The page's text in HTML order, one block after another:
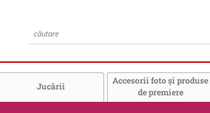
Jucării
Accesorii foto şi produse
de premiere